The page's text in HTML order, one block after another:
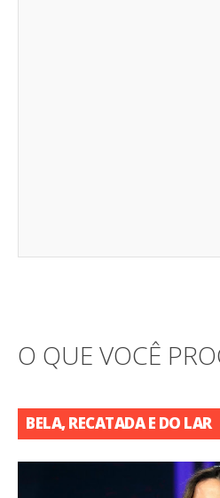
O QUE VOCÊ
BELA, RECATADA E DO LAR